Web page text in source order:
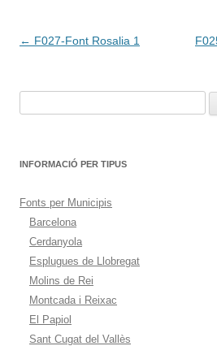
Navegación
← F027-Font Rosalia 1
INFORMACIÓ PER TIPUS
Fonts per Municipis
Barcelona
Cerdanyola
Esplugues de Llobregat
Molins de Rei
Montcada i Reixac
El Papiol
Sant Cugat del Vallès